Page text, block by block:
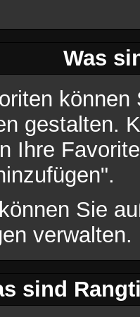
Was
gestalten.
Ihre
können Sie
verwalten.
sind